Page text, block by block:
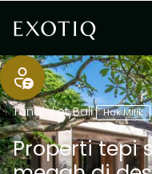
Tanah Lot,Bali Hak Milik
Properti tepi